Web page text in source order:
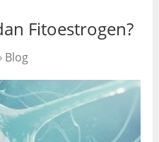
Fitoestrogen?
Blog